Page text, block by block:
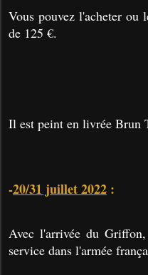
Vous pouvez l'acheter
de 125 €.
Il est peint en livrée Brun
-20/31 juillet 2022 :
Avec l'arrivée du
service dans l'armée